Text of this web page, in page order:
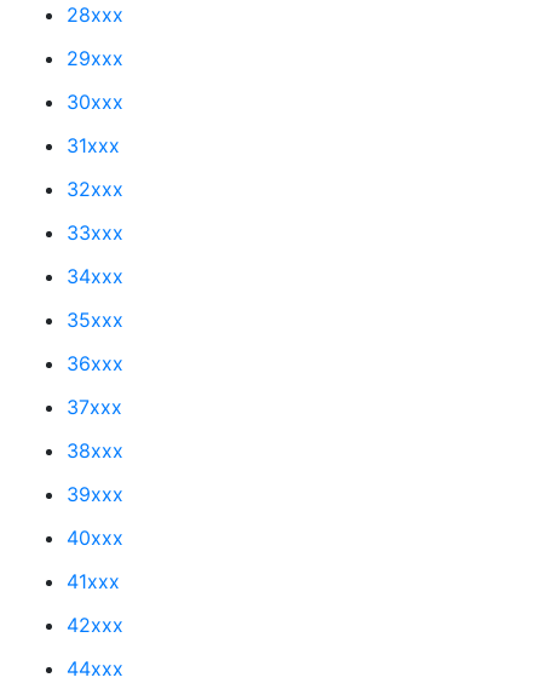
28xxx
29xxx
30xxx
31xxx
32xxx
33xxx
34xxx
35xxx
36xxx
37xxx
38xxx
39xxx
40xxx
41xxx
42xxx
44xxx